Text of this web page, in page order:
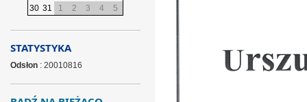
30 31 1 2 3 4 5
STATYSTYKA
Odsłon: 20010816